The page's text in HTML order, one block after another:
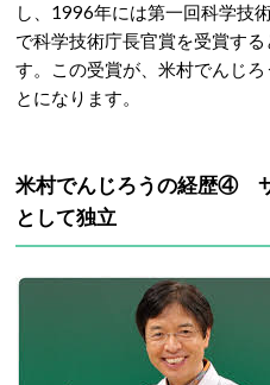
し、1996年には第一回科学技
で科学技術庁長官賞を受賞する
す。
この受賞が、米村でんじ
とになります。
米村でんじろうの経歴④
として独立